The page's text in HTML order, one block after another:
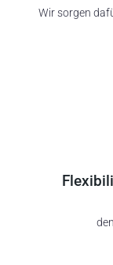
Wir sorgen